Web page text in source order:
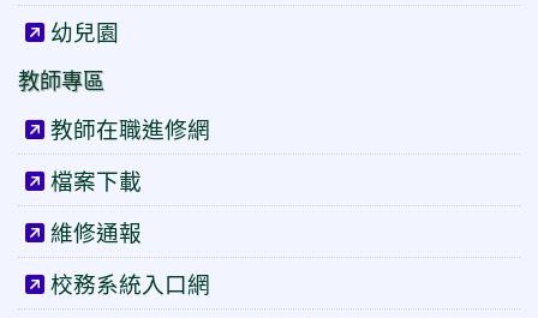
幼兒園
教師專區
教師在職進修網
檔案下載
維修通報
校務系統入口網